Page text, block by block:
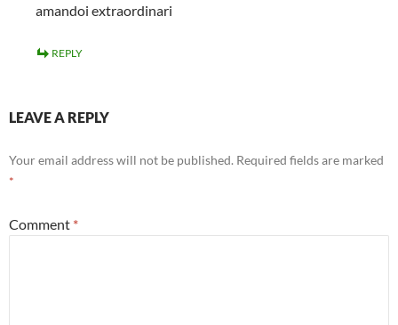
amandoi extraordinari
REPLY
LEAVE A REPLY
Your email address will not be published. Required fields are marked
*
Comment *